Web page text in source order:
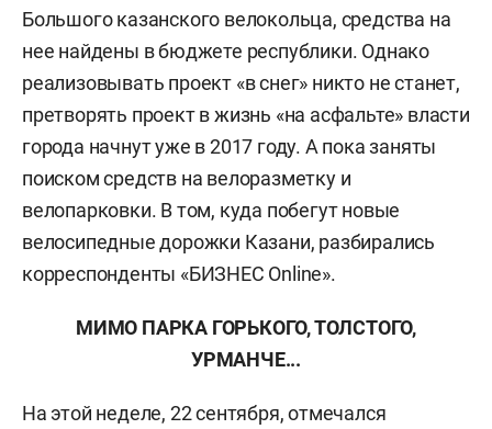
Большого казанского велокольца, средства на
нее найдены в бюджете республики. Однако
реализовывать проект «в снег» никто не станет,
претворять проект в жизнь «на асфальте» власти
города начнут уже в 2017 году. А пока заняты
поиском средств на велоразметку и
велопарковки. В том, куда побегут новые
велосипедные дорожки Казани, разбирались
корреспонденты «БИЗНЕС Online».
МИМО ПАРКА ГОРЬКОГО, ТОЛСТОГО,
УРМАНЧЕ...
На этой неделе, 22 сентября, отмечался